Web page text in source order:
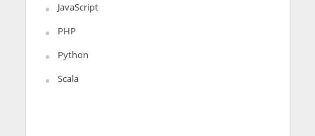
JavaScript
PHP
Python
Scala